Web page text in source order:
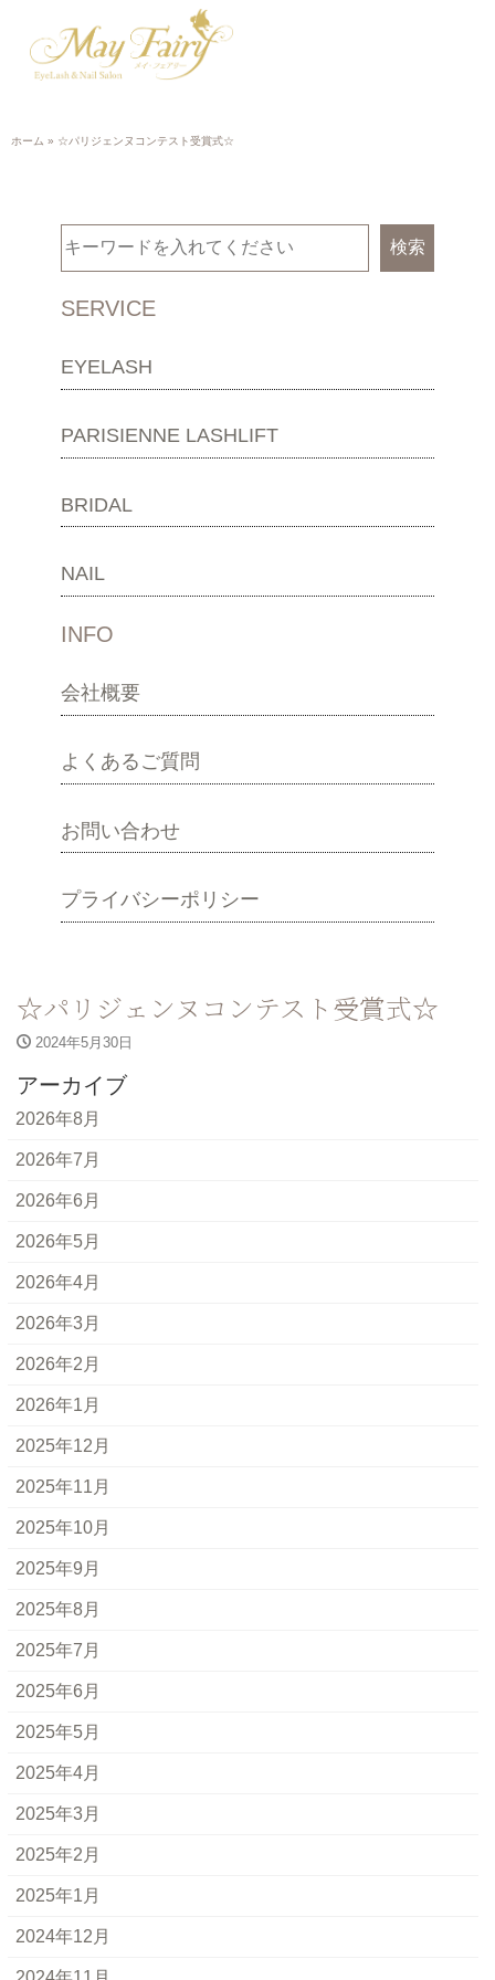
ホーム » ☆パリジェンヌコンテスト受賞式☆
検索
SERVICE
EYELASH
PARISIENNE LASHLIFT
BRIDAL
NAIL
INFO
会社概要
よくあるご質問
お問い合わせ
プライバシーポリシー
☆パリジェンヌコンテスト受賞式☆
2024年5月30日
アーカイブ
2026年8月
2026年7月
2026年6月
2026年5月
2026年4月
2026年3月
2026年2月
2026年1月
2025年12月
2025年11月
2025年10月
2025年9月
2025年8月
2025年7月
2025年6月
2025年5月
2025年4月
2025年3月
2025年2月
2025年1月
2024年12月